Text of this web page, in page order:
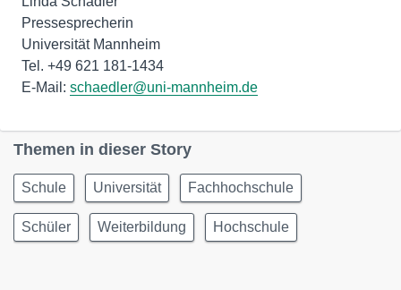
Pressesprecherin
Universität Mannheim
Tel. +49 621 181-1434
E-Mail: schaedler@uni-mannheim.de
Themen in dieser Story
Schule Universität Fachhochschule
Schüler Weiterbildung Hochschule